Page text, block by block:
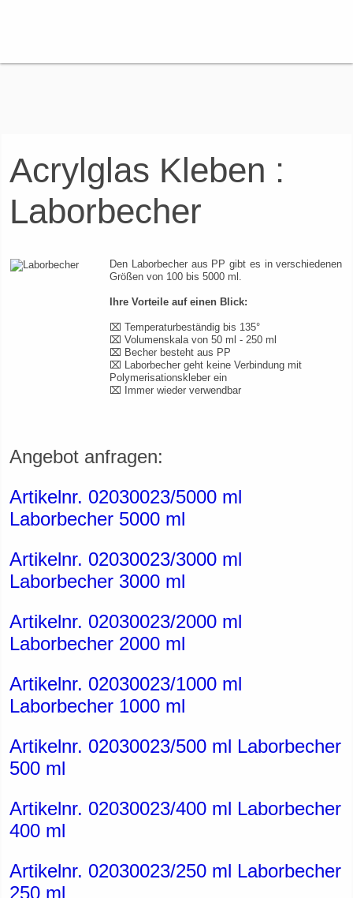
Acrylglas Kleben :
Laborbecher
Den Laborbecher aus PP gibt es in verschiedenen
Größen von 100 bis 5000 ml.
Ihre Vorteile auf einen Blick:
⌧ Temperaturbeständig bis 135°
⌧ Volumenskala von 50 ml - 250 ml
⌧ Becher besteht aus PP
⌧ Laborbecher geht keine Verbindung mit
Polymerisationskleber ein
⌧ Immer wieder verwendbar
Angebot anfragen:
Artikelnr. 02030023/5000 ml
Laborbecher 5000 ml
Artikelnr. 02030023/3000 ml
Laborbecher 3000 ml
Artikelnr. 02030023/2000 ml
Laborbecher 2000 ml
Artikelnr. 02030023/1000 ml
Laborbecher 1000 ml
Artikelnr. 02030023/500 ml Laborbecher
500 ml
Artikelnr. 02030023/400 ml Laborbecher
400 ml
Artikelnr. 02030023/250 ml Laborbecher
250 ml